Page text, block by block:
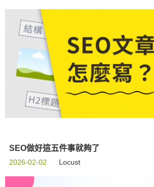
SEO做好這五件事就夠了
2026-02-02 Locust